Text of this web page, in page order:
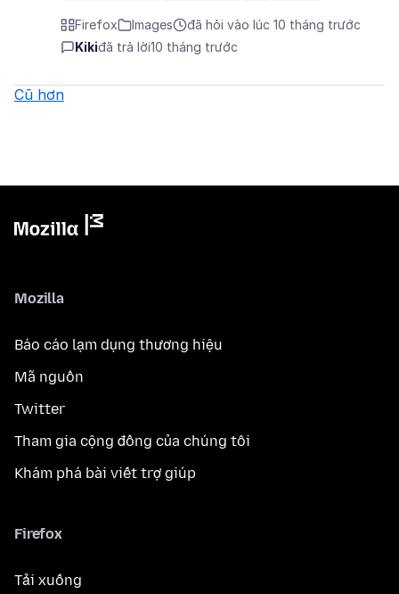
Firefox Images
đã hỏi vào lúc 10 tháng trước
Kikiđã trả lời10 tháng trước
Cũ hơn
Mozilla
Báo cáo lạm dụng thương hiệu
Mã nguồn
Twitter
Tham gia cộng đồng của chúng tôi
Khám phá bài viết trợ giúp
Firefox
Tải xuống